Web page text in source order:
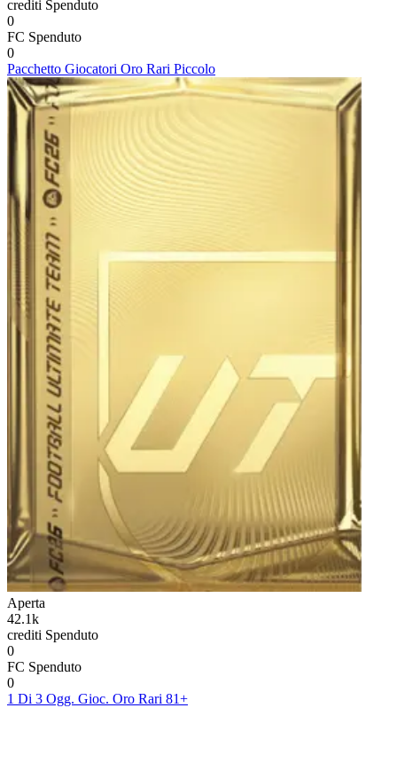
crediti Spenduto
0
FC Spenduto
0
Pacchetto Giocatori Oro Rari Piccolo
Aperta
42.1k
crediti Spenduto
0
FC Spenduto
0
1 Di 3 Ogg. Gioc. Oro Rari 81+